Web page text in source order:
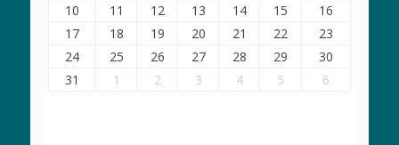
10
11 12 13 14 15
16
17
18 19 20 21 22
23
24
25 26 27 28 29
30
31
1 2 3 4 5 6